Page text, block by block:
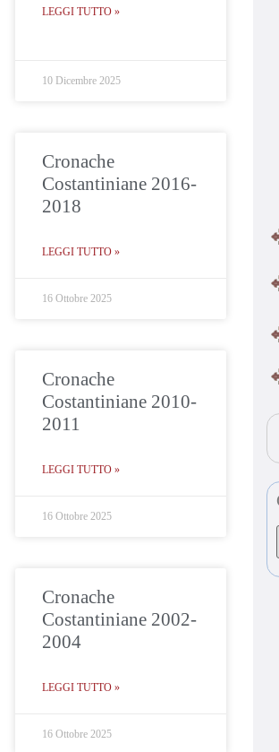
LEGGI TUTTO »
10 Dicembre 2025
Cronache
Costantiniane 2016-
2018
LEGGI TUTTO »
16 Ottobre 2025
Cronache
Costantiniane 2010-
2011
LEGGI TUTTO »
16 Ottobre 2025
Cronache
Costantiniane 2002-
2004
LEGGI TUTTO »
16 Ottobre 2025